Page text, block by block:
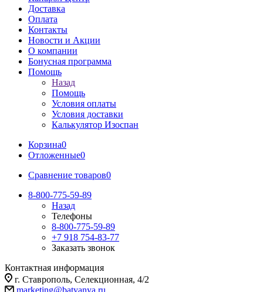
Доставка
Оплата
Контакты
Новости и Акции
О компании
Бонусная программа
Помощь
Назад
Помощь
Условия оплаты
Условия доставки
Калькулятор Изоспан
Корзина0
Отложенные0
Сравнение товаров0
8-800-775-59-89
Назад
Телефоны
8-800-775-59-89
+7 918 754-83-77
Заказать звонок
Контактная информация
г. Ставрополь, Селекционная, 4/2
marketing@batyanya.ru